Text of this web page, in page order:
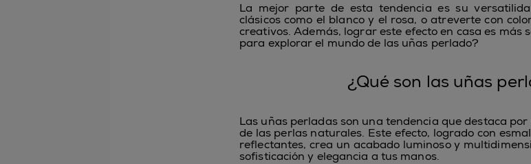
La mejor parte de esta tendencia es su
clásicos como el blanco y el rosa, o atreverte con
creativos. Además, lograr este efecto en casa es más
para explorar el mundo de las uñas perlado?
¿Qué son las uñas
Las uñas perladas son una tendencia que destaca
de las perlas naturales. Este efecto, logrado con
reflectantes, crea un acabado luminoso y
sofisticación y elegancia a tus manos.